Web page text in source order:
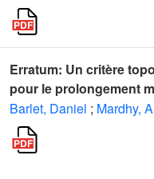
Erratum: Un critère
pour le prolongement
Barlet, Daniel ; Mardhy,